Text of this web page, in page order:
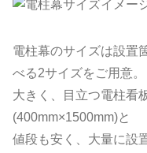
電柱幕のサイズは設置
べる2サイズをご用意。
大きく、目立つ電柱看
(400mm×1500mm)と
値段も安く、大量に設